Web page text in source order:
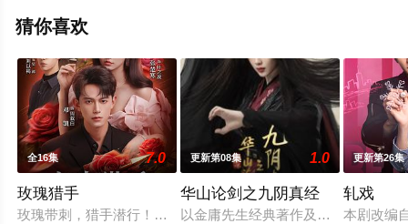
多剧情信息可移步至豆瓣电视剧、电视猫或剧情网等平台
猜你喜欢
全16集 7.0
玫瑰猎手
玫瑰带刺，猎手潜行！都市悬爱迷雾正式拉开帷幕，百亿遗产谜
更新第08集 1.0
华山论剑之九阴真经
以金庸先生经典著作及其蕴含的侠
更新第26集
轧戏
本剧改编